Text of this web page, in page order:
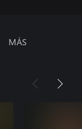
MÁS